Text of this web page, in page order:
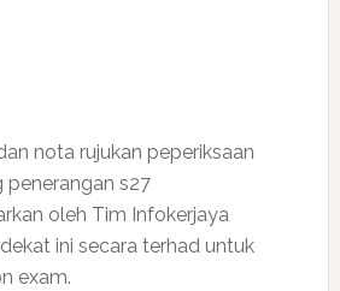
nota rujukan peperiksaan
penerangan s27
oleh Tim Infokerjaya
ini secara terhad untuk
exam.